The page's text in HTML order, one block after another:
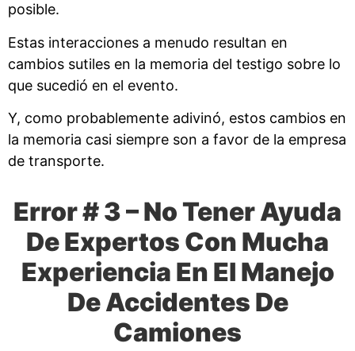
posible.
Estas interacciones a menudo resultan en
cambios sutiles en la memoria del testigo sobre lo
que sucedió en el evento.
Y, como probablemente adivinó, estos cambios en
la memoria casi siempre son a favor de la empresa
de transporte.
Error # 3 – No Tener Ayuda
De Expertos Con Mucha
Experiencia En El Manejo
De Accidentes De
Camiones